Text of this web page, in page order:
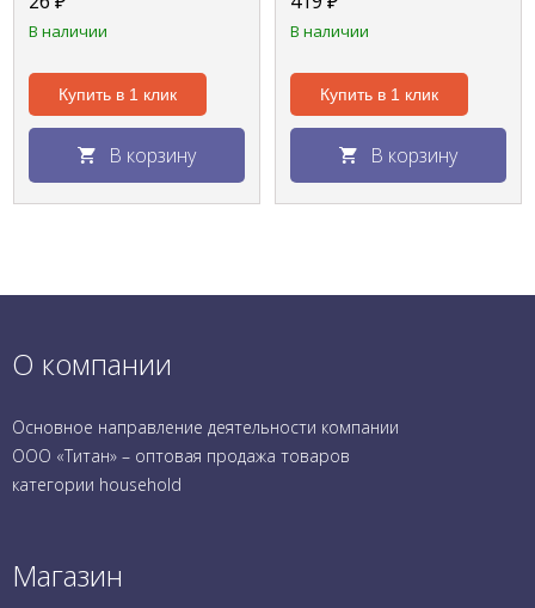
В наличии
Купить в 1 клик
В корзину
белого "Цветок
хлопка" 2,4кг
В наличии
Купить в 1 клик
В корзину
О компании
Основное направление деятельности компании
ООО «Титан» – оптовая продажа товаров
категории household
Магазин